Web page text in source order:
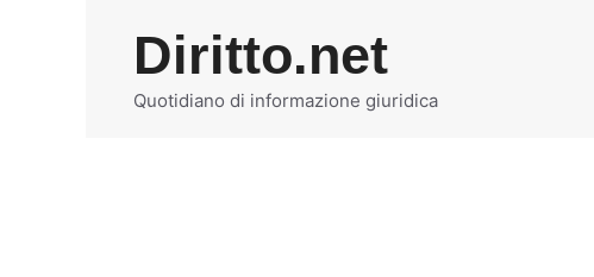
Diritto.net
Quotidiano di informazione giuridica